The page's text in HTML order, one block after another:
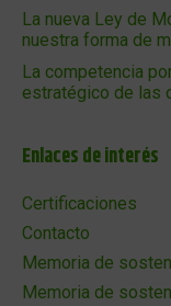
La nueva Ley de
nuestra forma de
La competencia
estratégico de las
Enlaces de interés
Certificaciones
Contacto
Memoria de
Memoria de